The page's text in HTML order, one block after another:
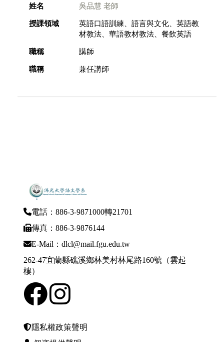
姓名
吳品慧 老師
授課領域
英語口語訓練、語言與文化、英語教
材教法、華語教材教法、餐飲英語
職稱
講師
職稱
兼任講師
電話：886-3-9871000轉21701
傳真：886-3-9876144
E-Mail：dlcl@mail.fgu.edu.tw
262-47宜蘭縣礁溪鄉林美村林尾路160號（雲起
樓）
隱私權政策聲明